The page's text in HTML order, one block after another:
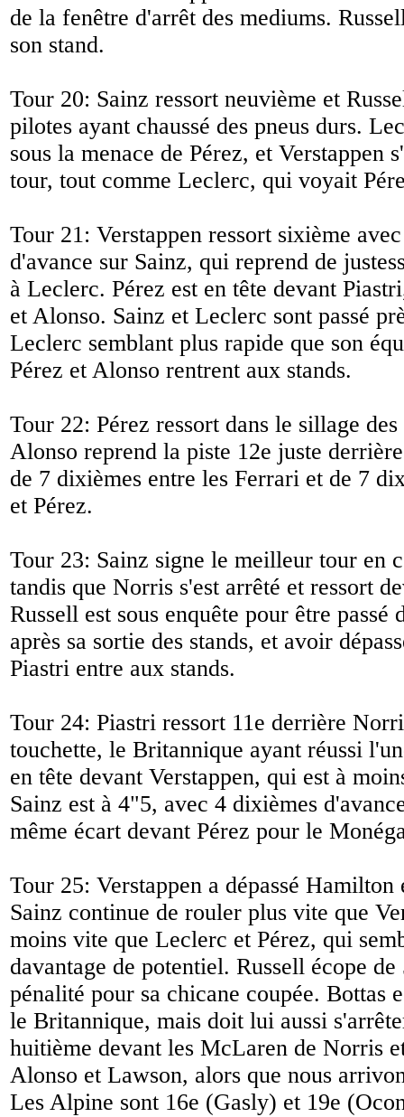
de la fenêtre d'arrêt des mediums.
son stand.
Tour 20: Sainz ressort neuvième et
pilotes ayant chaussé des pneus durs.
sous la menace de Pérez, et Verstappen
tour, tout comme Leclerc, qui voyait
Tour 21: Verstappen ressort sixième
d'avance sur Sainz, qui reprend de
à Leclerc. Pérez est en tête devant
et Alonso. Sainz et Leclerc sont passé
Leclerc semblant plus rapide que son
Pérez et Alonso rentrent aux stands.
Tour 22: Pérez ressort dans le sillage
Alonso reprend la piste 12e juste
de 7 dixièmes entre les Ferrari et de 7
et Pérez.
Tour 23: Sainz signe le meilleur tour en
tandis que Norris s'est arrêté et ressort
Russell est sous enquête pour être passé
après sa sortie des stands, et avoir
Piastri entre aux stands.
Tour 24: Piastri ressort 11e derrière
touchette, le Britannique ayant réussi
en tête devant Verstappen, qui est à
Sainz est à 4"5, avec 4 dixièmes
même écart devant Pérez pour le
Tour 25: Verstappen a dépassé Hamilton
Sainz continue de rouler plus vite que
moins vite que Leclerc et Pérez, qui
davantage de potentiel. Russell écope de
pénalité pour sa chicane coupée. Bottas
le Britannique, mais doit lui aussi
huitième devant les McLaren de Norris
Alonso et Lawson, alors que nous
Les Alpine sont 16e (Gasly) et 19e